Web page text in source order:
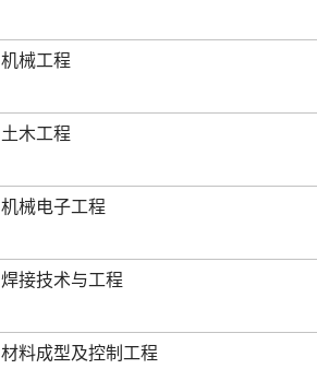
机械工程
土木工程
机械电子工程
焊接技术与工程
材料成型及控制工程